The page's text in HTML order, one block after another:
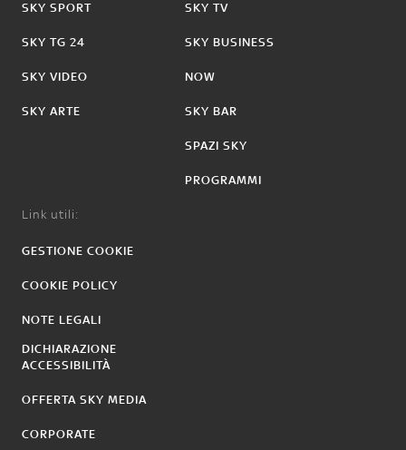
SKY SPORT
SKY TG 24
SKY VIDEO
SKY ARTE
SKY TV
SKY BUSINESS
NOW
SKY BAR
SPAZI SKY
PROGRAMMI
Link utili:
GESTIONE COOKIE
COOKIE POLICY
NOTE LEGALI
DICHIARAZIONE
ACCESSIBILITÀ
OFFERTA SKY MEDIA
CORPORATE